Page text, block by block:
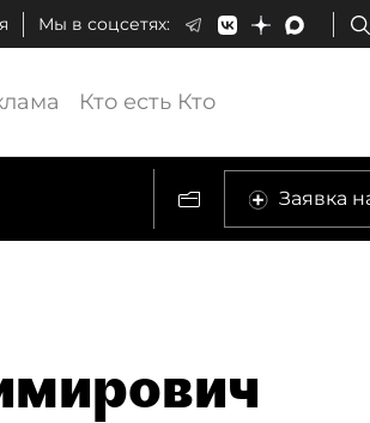
Мы в соцсетях:
Кто есть Кто
Заявка